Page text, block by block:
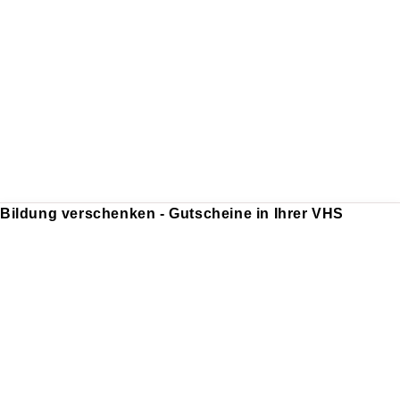
Bildung verschenken - Gutscheine in Ihrer VHS